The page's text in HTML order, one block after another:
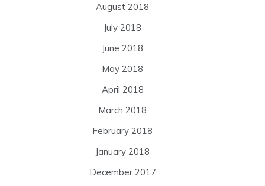
August 2018
July 2018
June 2018
May 2018
April 2018
March 2018
February 2018
January 2018
December 2017